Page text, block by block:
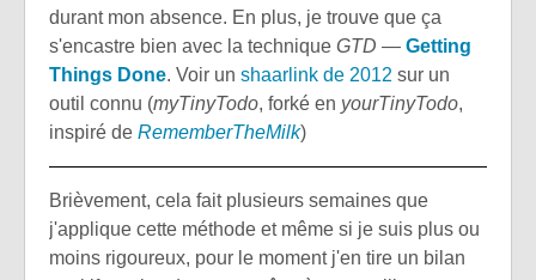
durant mon absence. En plus, je trouve que ça
s'encastre bien avec la technique GTD — Getting
Things Done. Voir un shaarlink de 2012 sur un
outil connu (myTinyTodo, forké en yourTinyTodo,
inspiré de RememberTheMilk)
Brièvement, cela fait plusieurs semaines que
j'applique cette méthode et même si je suis plus ou
moins rigoureux, pour le moment j'en tire un bilan